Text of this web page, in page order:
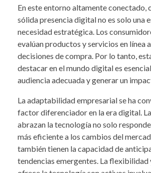
En este entorno altamente conectado,
sólida presencia digital no es solo una
necesidad estratégica. Los
evalúan productos y servicios en línea
decisiones de compra. Por lo tanto,
destacar en el mundo digital es
audiencia adecuada y generar un
La adaptabilidad empresarial se ha
factor diferenciador en la era digital.
abrazan la tecnología no solo
más eficiente a los cambios del
también tienen la capacidad de
tendencias emergentes. La flexibilidad